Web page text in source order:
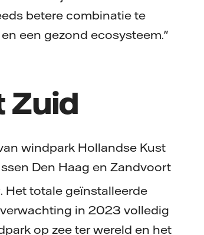
betere combinatie te
een gezond ecosysteem."
Zuid
windpark Hollandse Kust
Den Haag en Zandvoort
. Het totale geïnstalleerde
in 2023 volledig
op zee ter wereld en het